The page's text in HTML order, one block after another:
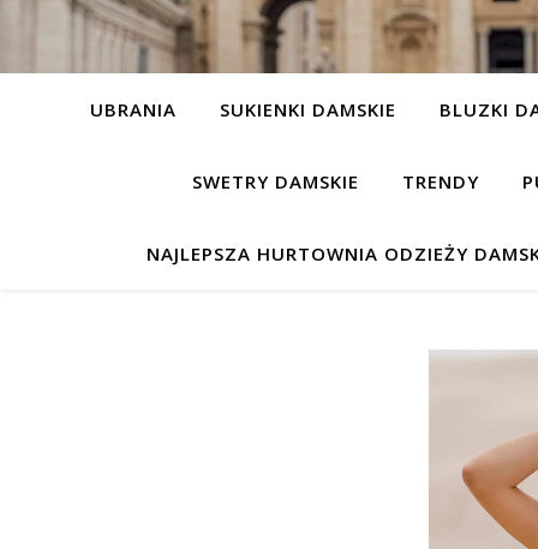
UBRANIA SUKIENKI DAMSKIE BLUZKI
SWETRY DAMSKIE TRENDY
NAJLEPSZA HURTOWNIA ODZIEŻY